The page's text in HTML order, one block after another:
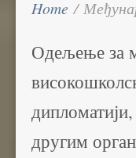
Home /
Одељење за
другим